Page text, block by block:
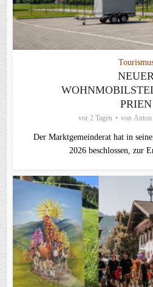
PRIEN
vor 2 Tagen von Anton
Der Marktgemeinderat hat in
2026 beschlossen, zur